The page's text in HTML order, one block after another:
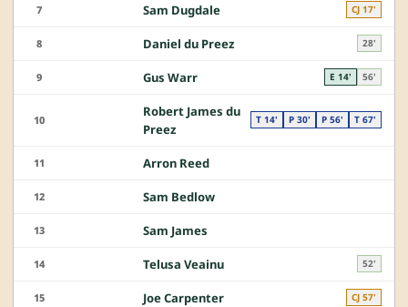
7 Sam Dugdale CJ 17'
8 Daniel du Preez 28'
9 Gus Warr E 14' 56'
10
Robert James du
Preez
T 14' P 30' P 56' T 67'
11 Arron Reed
12 Sam Bedlow
13 Sam James
14 Telusa Veainu 52'
15 Joe Carpenter CJ 57'